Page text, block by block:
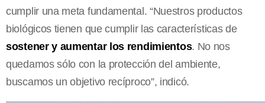
cumplir una meta fundamental. “Nuestros productos
biológicos tienen que cumplir las características de
sostener y aumentar los rendimientos. No nos
quedamos sólo con la protección del ambiente,
buscamos un objetivo recíproco”, indicó.